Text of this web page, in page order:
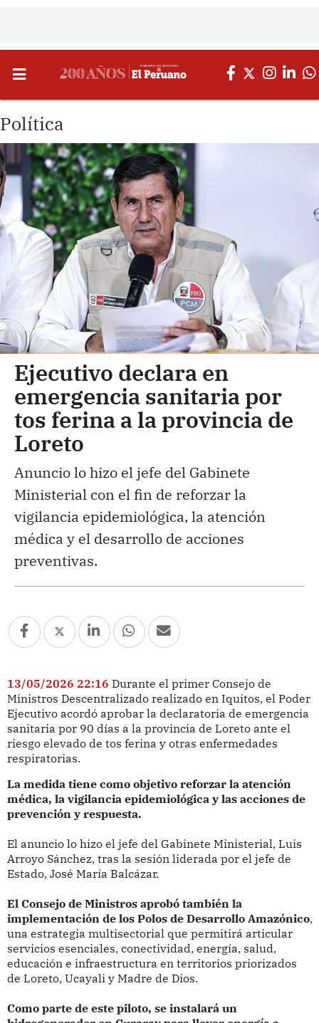
Política
Ejecutivo declara en
emergencia sanitaria por
tos ferina a la provincia de
Loreto
Anuncio lo hizo el jefe del Gabinete
Ministerial con el fin de reforzar la
vigilancia epidemiológica, la atención
médica y el desarrollo de acciones
preventivas.
13/05/2026 22:16 Durante el primer Consejo de
Ministros Descentralizado realizado en Iquitos, el Poder
Ejecutivo acordó aprobar la declaratoria de emergencia
sanitaria por 90 días a la provincia de Loreto ante el
riesgo elevado de tos ferina y otras enfermedades
respiratorias.
La medida tiene como objetivo reforzar la atención
médica, la vigilancia epidemiológica y las acciones de
prevención y respuesta.
El anuncio lo hizo el jefe del Gabinete Ministerial, Luis
Arroyo Sánchez, tras la sesión liderada por el jefe de
Estado, José María Balcázar.
El Consejo de Ministros aprobó también la
implementación de los Polos de Desarrollo Amazónico,
una estrategia multisectorial que permitirá articular
servicios esenciales, conectividad, energía, salud,
educación e infraestructura en territorios priorizados
de Loreto, Ucayali y Madre de Dios.
Como parte de este piloto, se instalará un